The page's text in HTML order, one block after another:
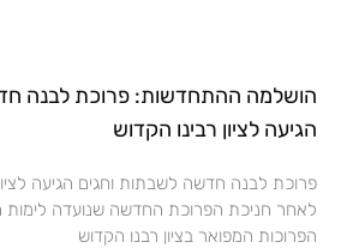
הושלמה ההתחדשות: פרוכת לבנה
הגיעה לציון רבינו הקדוש
פרוכת לבנה חדשה לשבתות וחגים הגיעה
לאחר חניכת הפרוכת החדשה שנועדה
הפרוכות המפואר בציון רבנו הקדוש